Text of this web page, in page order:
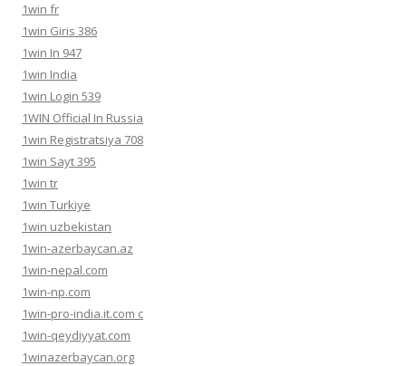
1win fr
1win Giris 386
1win In 947
1win India
1win Login 539
1WIN Official In Russia
1win Registratsiya 708
1win Sayt 395
1win tr
1win Turkiye
1win uzbekistan
1win-azerbaycan.az
1win-nepal.com
1win-np.com
1win-pro-india.it.com c
1win-qeydiyyat.com
1winazerbaycan.org